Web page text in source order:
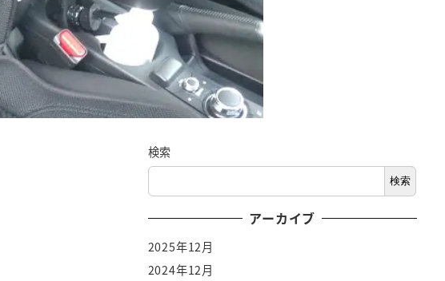
検索
検索
アーカイブ
2025年12月
2024年12月